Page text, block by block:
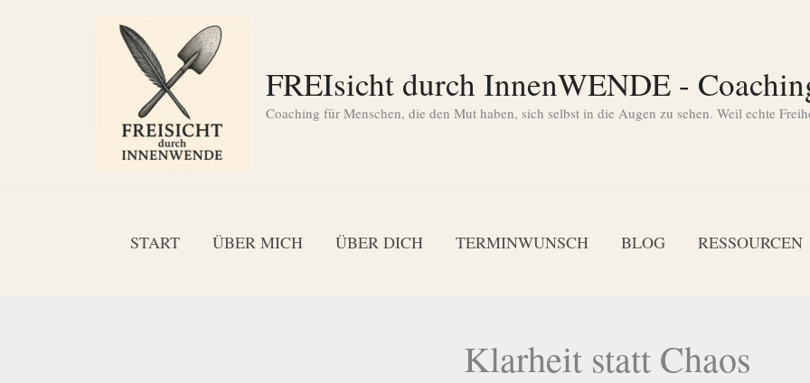
FREIsicht durch InnenWENDE -
Coaching für Menschen, die den Mut haben, sich selbst in die Augen zu sehen. Weil echte
START ÜBER MICH ÜBER DICH TERMINWUNSCH BLOG RESSOURCEN
Klarheit statt Chaos